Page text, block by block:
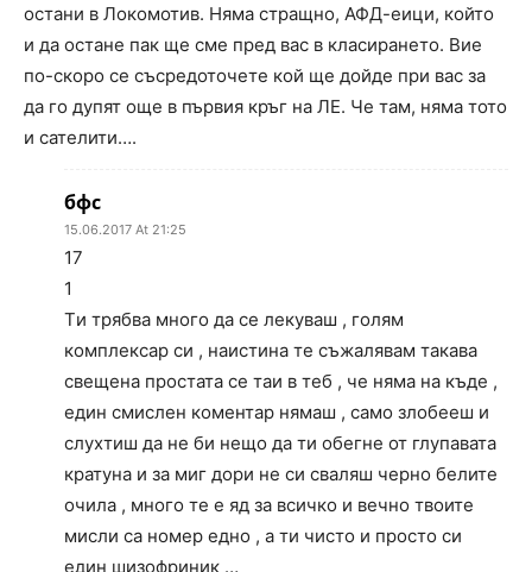
остани в Локомотив. Няма стращно, АФД-еици, който
и да остане пак ще сме пред вас в класирането. Вие
по-скоро се съсредоточете кой ще дойде при вас за
да го дупят още в първия кръг на ЛЕ. Че там, няма тото
и сателити….
бфс
15.06.2017 At 21:25
17
1
Tи трябва много да се лекуваш , голям
комплексар си , наистина те съжалявам такава
свещена простата се таи в теб , че няма на къде ,
един смислен коментар нямаш , само злобееш и
слухтиш да не би нещо да ти обегне от глупавата
кратуна и за миг дори не си сваляш черно белите
очила , много те е яд за всичко и вечно твоите
мисли са номер едно , а ти чисто и просто си
един шизофриник …